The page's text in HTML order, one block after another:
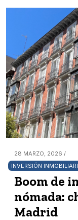
28 MARZO, 2026 /
INVERSIÓN
Boom de
nómada:
Madrid